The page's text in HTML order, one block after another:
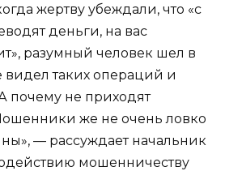
жертву убеждали, что «с
деньги, на вас
разумный человек шел в
видел таких операций и
почему не приходят
же не очень ловко
— рассуждает начальник
мошенничеству